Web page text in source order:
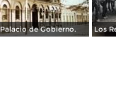
Palacio de Gobierno.